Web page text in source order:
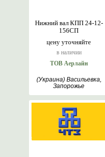
цену уточняйте
в наличии
Нижний вал КПП 24-12-
156СП
ТОВ Аерлайн
(Украина) Васильевка,
Запорожье